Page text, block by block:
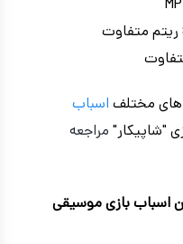
مختلف اسباب
"شاپیکار" مراجعه
اسباب بازی موسیقی